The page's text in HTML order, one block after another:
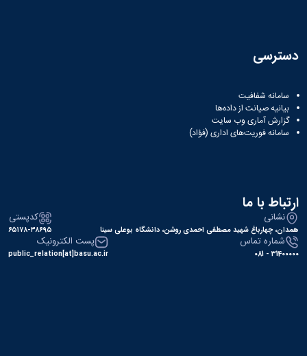
دسترسی
سامانه شفافیت
بیانیه صیانت از داده‌ها
گزارش آماری وب‌ سایت
سامانه فوریت‌های اداری (فؤاد)
ارتباط با ما
نشانی
همدان، چهارباغ شهید مصطفی احمدی روشن، دانشگاه بوعلی سینا
کدپستی
۶۵۱۷۸-۳۸۶۹۵
شماره تماس
31400000 - 081
پست الکترونیک
public_relation[at]basu.ac.ir